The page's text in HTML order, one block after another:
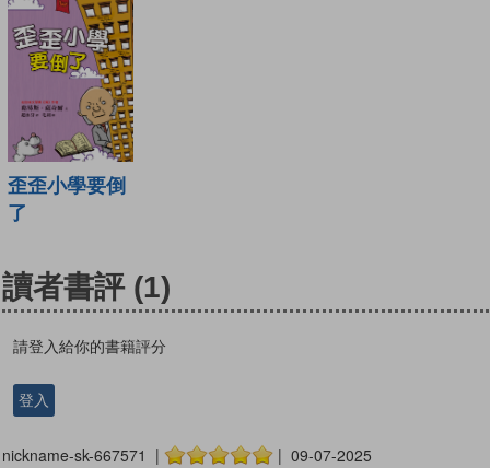
歪歪小學要倒
了
讀者書評 (1)
請登入給你的書籍評分
登入
nickname-sk-667571 | | 09-07-2025